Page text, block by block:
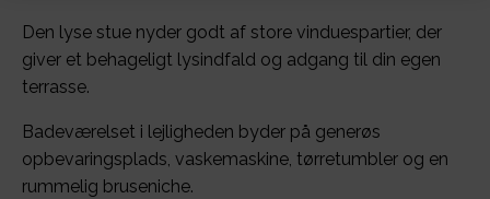
Den lyse stue nyder godt af store vinduespartier, der
giver et behageligt lysindfald og adgang til din egen
terrasse.
Badeværelset i lejligheden byder på generøs
opbevaringsplads, vaskemaskine, tørretumbler og en
rummelig bruseniche.